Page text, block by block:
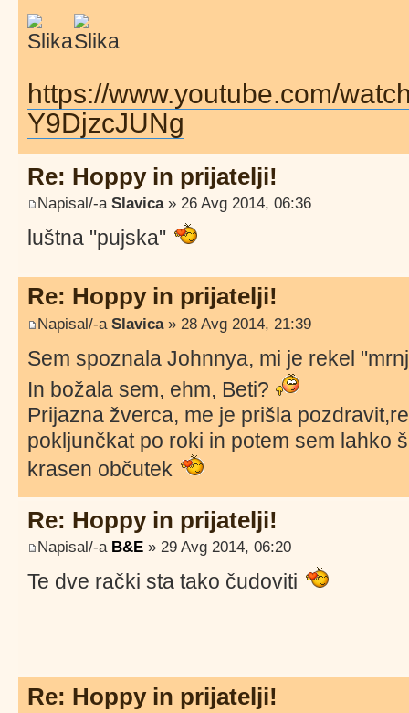
https://www.youtube.com/
Y9DjzcJUNg
Re: Hoppy in prijatelji!
Napisal/-a Slavica» 26 Avg 2014, 06:36
luštna "pujska"
Re: Hoppy in prijatelji!
Napisal/-a Slavica» 28 Avg 2014, 21:39
Sem spoznala Johnnya, mi je rekel
In božala sem, ehm, Beti?
Prijazna žverca, me je prišla
pokljunčkat po roki in potem sem lahko
krasen občutek
Re: Hoppy in prijatelji!
Napisal/-a B&E » 29 Avg 2014, 06:20
Te dve rački sta tako čudoviti
Re: Hoppy in prijatelji!